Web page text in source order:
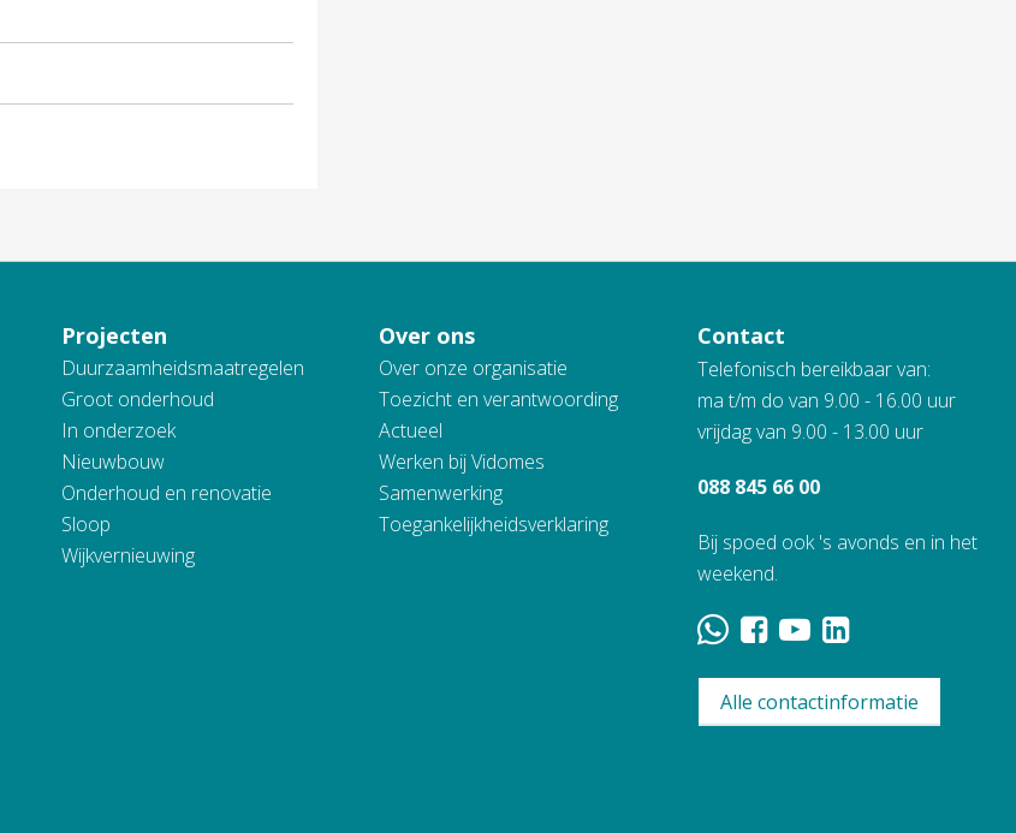
Projecten
Duurzaamheidsmaatregelen
Groot onderhoud
In onderzoek
Nieuwbouw
Onderhoud en renovatie
Sloop
Wijkvernieuwing
Over ons
Over onze organisatie
Toezicht en verantwoording
Actueel
Werken bij Vidomes
Samenwerking
Toegankelijkheidsverklaring
Contact
Telefonisch bereikbaar van:
ma t/m do van 9.00 - 16.00 uur
vrijdag van 9.00 - 13.00 uur
088 845 66 00
Bij spoed ook 's avonds en in het
weekend.
Alle contactinformatie